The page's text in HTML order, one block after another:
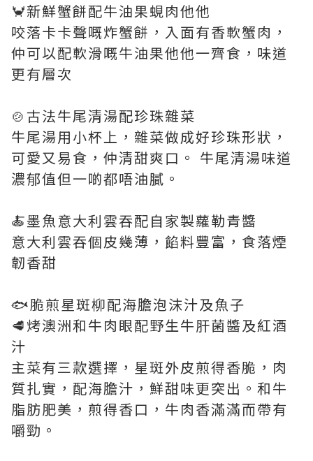
🦀新鮮蟹餅配牛油果蜆肉他他
咬落卡卡聲嘅炸蟹餅，入面有香軟蟹肉，
仲可以配軟滑嘅牛油果他他一齊食，味道
更有層次
🍲古法牛尾清湯配珍珠雜菜
牛尾湯用小杯上，雜菜做成好珍珠形狀，
可愛又易食，仲清甜爽口。 牛尾清湯味道
濃郁值但一啲都唔油膩。
🍝墨魚意大利雲吞配自家製蘿勒青醬
意大利雲吞個皮幾薄，餡料豐富，食落煙
韌香甜
🐟脆煎星斑柳配海膽泡沫汁及魚子
🥩烤澳洲和牛肉眼配野生牛肝菌醬及紅酒
汁
主菜有三款選擇，星斑外皮煎得香脆，肉
質扎實，配海膽汁，鮮甜味更突出。和牛
脂肪肥美，煎得香口，牛肉香滿滿而帶有
嚼勁。